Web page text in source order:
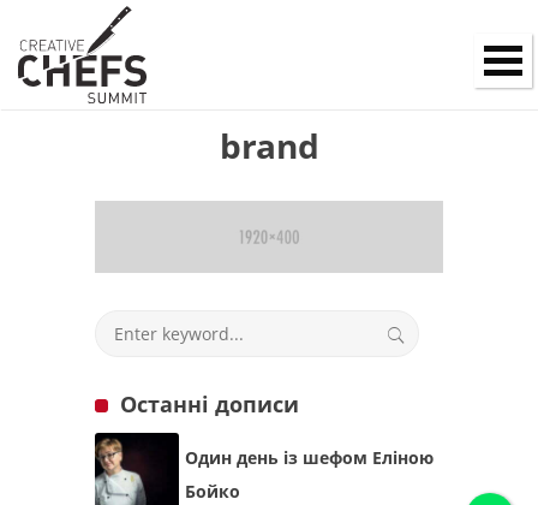
brand
Останні дописи
Один день із шефом Еліною
Бойко